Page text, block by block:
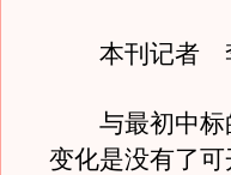
本刊记者
与最初中标的
变化是没有了